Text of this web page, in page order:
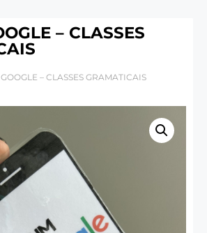
– CLASSES
– CLASSES GRAMATICAIS